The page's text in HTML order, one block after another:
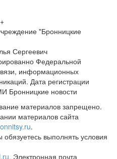
"Бронницкие
Сергеевич
Федеральной
информационных
Дата регистрации
Бронницкие новости
материалов запрещено.
материалов сайта
.
выполнять условия
Электронная почта